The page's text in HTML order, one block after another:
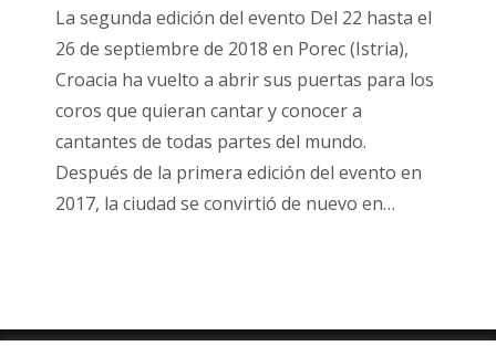
La segunda edición del evento Del 22 hasta el
26 de septiembre de 2018 en Porec (Istria),
Croacia ha vuelto a abrir sus puertas para los
coros que quieran cantar y conocer a
cantantes de todas partes del mundo.
Después de la primera edición del evento en
2017, la ciudad se convirtió de nuevo en…